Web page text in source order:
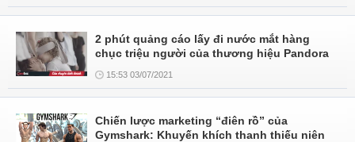
2 phút quảng cáo lấy đi nước mắt hàng
chục triệu người của thương hiệu Pandora
15:53 03/07/2021
Chiến lược marketing “điên rồ” của
Gymshark: Khuyến khích thanh thiếu niên